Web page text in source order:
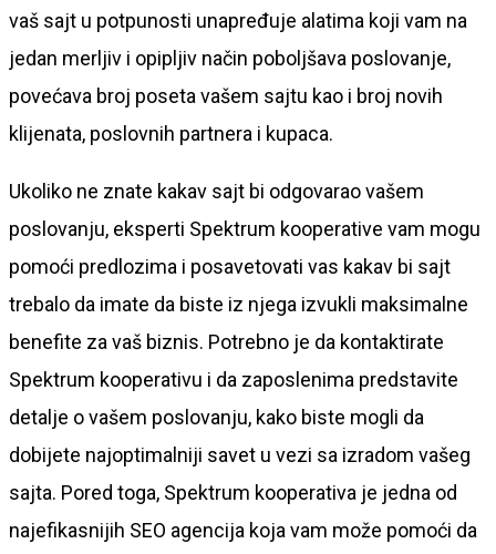
vaš sajt u potpunosti unapređuje alatima koji vam na
jedan merljiv i opipljiv način poboljšava poslovanje,
povećava broj poseta vašem sajtu kao i broj novih
klijenata, poslovnih partnera i kupaca.
Ukoliko ne znate kakav sajt bi odgovarao vašem
poslovanju, eksperti Spektrum kooperative vam mogu
pomoći predlozima i posavetovati vas kakav bi sajt
trebalo da imate da biste iz njega izvukli maksimalne
benefite za vaš biznis. Potrebno je da kontaktirate
Spektrum kooperativu i da zaposlenima predstavite
detalje o vašem poslovanju, kako biste mogli da
dobijete najoptimalniji savet u vezi sa izradom vašeg
sajta. Pored toga, Spektrum kooperativa je jedna od
najefikasnijih SEO agencija koja vam može pomoći da